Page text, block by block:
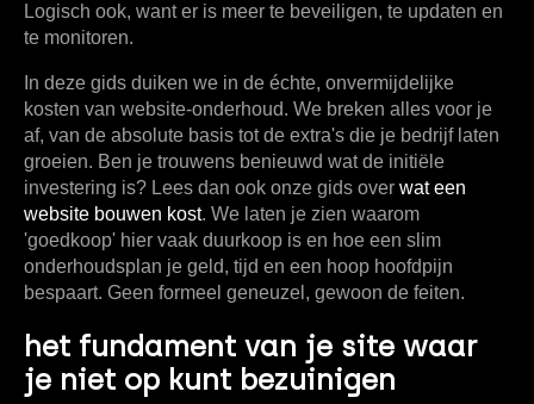
Logisch ook, want er is meer te beveiligen, te updaten en
te monitoren.
In deze gids duiken we in de échte, onvermijdelijke
kosten van website-onderhoud. We breken alles voor je
af, van de absolute basis tot de extra's die je bedrijf laten
groeien. Ben je trouwens benieuwd wat de initiële
investering is? Lees dan ook onze gids over wat een
website bouwen kost. We laten je zien waarom
'goedkoop' hier vaak duurkoop is en hoe een slim
onderhoudsplan je geld, tijd en een hoop hoofdpijn
bespaart. Geen formeel geneuzel, gewoon de feiten.
het fundament van je site waar
je niet op kunt bezuinigen